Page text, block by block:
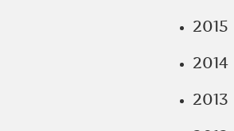
2015
2014
2013